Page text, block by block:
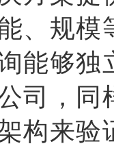
、规模
能够独
司，同
构来验